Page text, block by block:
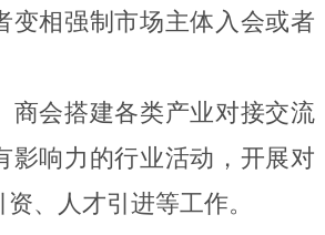
变相强制市场主体入会或者
商会搭建各类产业对接交流
影响力的行业活动，开展对
、人才引进等工作。